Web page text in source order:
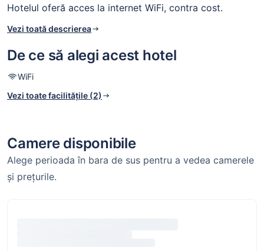
Hotelul oferă acces la internet WiFi, contra cost.
Vezi toată descrierea
De ce să alegi acest hotel
WiFi
Vezi toate facilitățile (2)
Camere disponibile
Alege perioada în bara de sus pentru a vedea camerele
și prețurile.